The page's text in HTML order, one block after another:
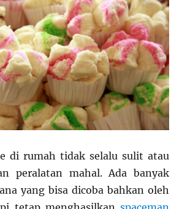
di rumah tidak selalu sulit atau
peralatan mahal. Ada banyak
yang bisa dicoba bahkan oleh